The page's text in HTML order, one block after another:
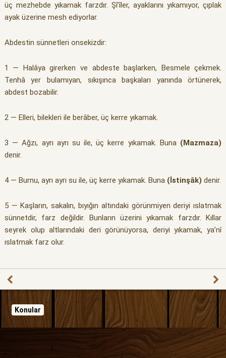
üç mezhebde yıkamak farzdır. Şî’îler, ayaklarını yıkamıyor, çıplak
ayak üzerine mesh ediyorlar.
Abdestin sünnetleri onsekizdir:
1 — Halâya girerken ve abdeste başlarken, Besmele çekmek.
Tenhâ yer bulamıyan, sıkışınca başkaları yanında örtünerek,
abdest bozabilir.
2 — Elleri, bilekleri ile berâber, üç kerre yıkamak.
3 — Ağzı, ayrı ayrı su ile, üç kerre yıkamak. Buna (Mazmaza)
denir.
4 — Burnu, ayrı ayrı su ile, üç kerre yıkamak. Buna (İstinşâk) denir.
5 — Kaşların, sakalın, bıyığın altındaki görünmiyen deriyi ıslatmak
sünnetdir, farz değildir. Bunların üzerini yıkamak farzdır. Kıllar
seyrek olup altlarındaki deri görünüyorsa, deriyi yıkamak, ya’nî
ıslatmak farz olur.
Konular